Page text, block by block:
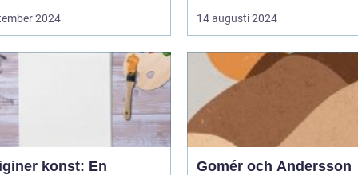
2024 14 augusti 2024
konst: En
Gomér och Andersson